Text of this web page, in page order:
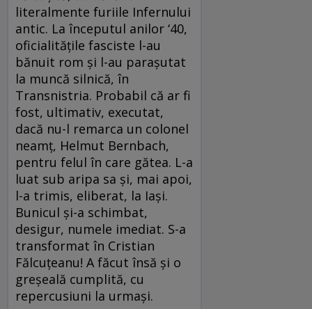
literalmente furiile Infernului
antic. La începutul anilor ‘40,
oficialitățile fasciste l-au
bănuit rom și l-au parașutat
la muncă silnică, în
Transnistria. Probabil că ar fi
fost, ultimativ, executat,
dacă nu-l remarca un colonel
neamț, Helmut Bernbach,
pentru felul în care gătea. L-a
luat sub aripa sa și, mai apoi,
l-a trimis, eliberat, la Iași.
Bunicul și-a schimbat,
desigur, numele imediat. S-a
transformat în Cristian
Fălcuțeanu! A făcut însă și o
greșeală cumplită, cu
repercusiuni la urmași.